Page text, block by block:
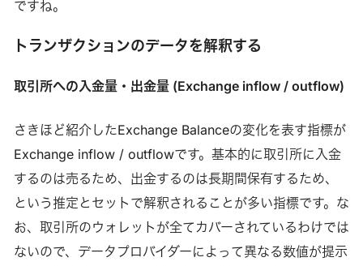
ですね。
トランザクションのデータを解釈する
取引所への入金量・出金量 (Exchange inflow / outflow)
さきほど紹介したExchange Balanceの変化を表す指標が
Exchange inflow / outflowです。基本的に取引所に入金
するのは売るため、出金するのは長期間保有するため、
という推定とセットで解釈されることが多い指標です。な
お、取引所のウォレットが全てカバーされているわけでは
ないので、データプロバイダーによって異なる数値が提示